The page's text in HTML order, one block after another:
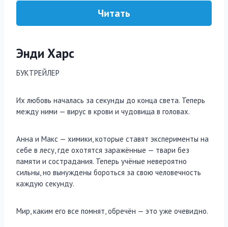
Читать
Энди Харс
БУКТРЕЙЛЕР
Их любовь началась за секунды до конца света. Теперь
между ними — вирус в крови и чудовища в головах.
Анна и Макс — химики, которые ставят эксперименты на
себе в лесу, где охотятся заражённые — твари без
памяти и сострадания. Теперь учёные невероятно
сильны, но вынуждены бороться за свою человечность
каждую секунду.
Мир, каким его все помнят, обречён — это уже очевидно.